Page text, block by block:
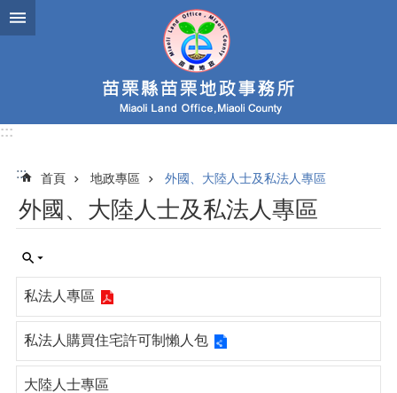
跳到主要內容區塊
:::
::: 首頁 地政專區 外國、大陸人士及私法人專區
外國、大陸人士及私法人專區
私法人專區
私法人購買住宅許可制懶人包
大陸人士專區